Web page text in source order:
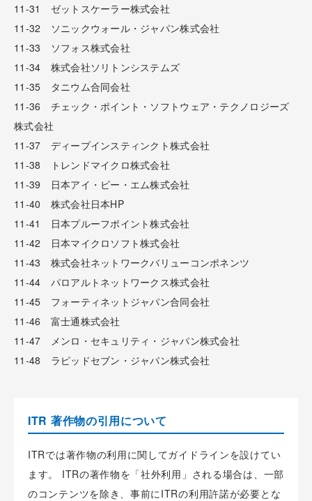
11-31 ゼットスケーラー株式会社
11-32 ソニックウォール・ジャパン株式会社
11-33 ソフォス株式会社
11-34 株式会社ソリトンシステムズ
11-35 タニウム合同会社
11-36 チェック・ポイント・ソフトウェア・テクノロジーズ
株式会社
11-37 ディープインスティンクト株式会社
11-38 トレンドマイクロ株式会社
11-39 日本アイ・ビー・エム株式会社
11-40 株式会社日本HP
11-41 日本プルーフポイント株式会社
11-42 日本マイクロソフト株式会社
11-43 株式会社ネットワークバリューコンポネンツ
11-44 パロアルトネットワークス株式会社
11-45 フォーティネットジャパン合同会社
11-46 富士通株式会社
11-47 メンロ・セキュリティ・ジャパン株式会社
11-48 ラピッドセブン・ジャパン株式会社
ITR 著作物の引用について
ITRでは著作物の利用に関してガイドラインを設けてい
ます。 ITRの著作物を「社外利用」される場合は、一部
のコンテンツを除き、事前にITRの利用許諾が必要とな